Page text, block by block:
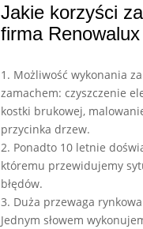
Jakie korzyści
firma
1. Możliwość wykonania
zamachem: czyszczenie
kostki brukowej,
przycinka drzew.
2. Ponadto 10 letnie
któremu przewidujemy
błędów.
3. Duża przewaga
Jednym słowem